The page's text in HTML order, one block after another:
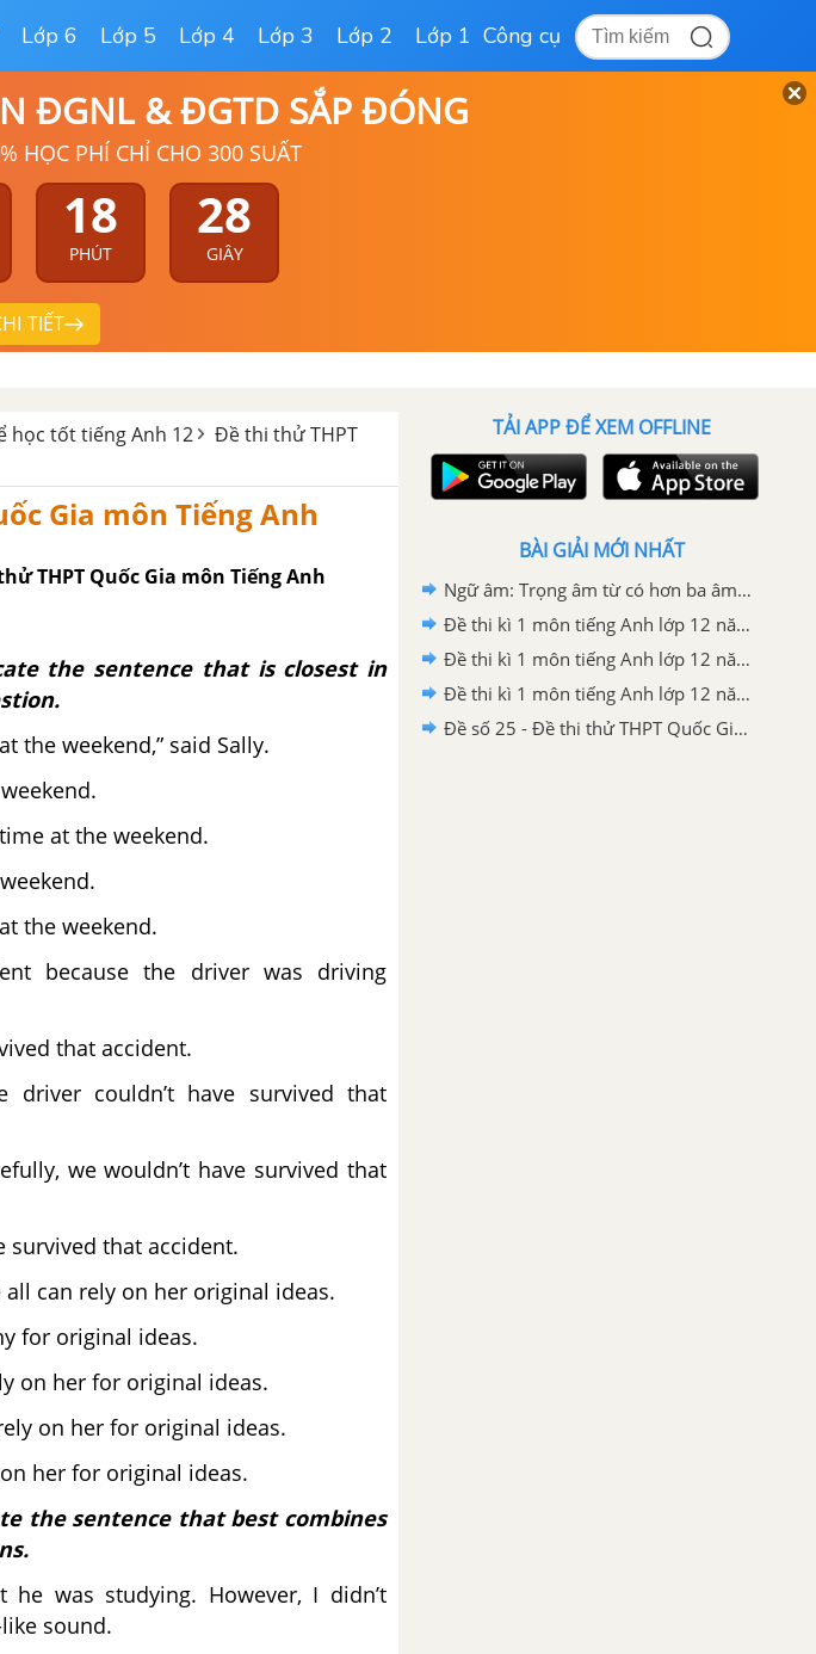
Lớp 6 Lớp 5 Lớp 4 Lớp 3 Lớp 2 Lớp 1 Công cụ
ĐGNL & ĐGTD SẮP ĐÓNG
HỌC PHÍ CHỈ CHO 300 SUẤT
18
PHÚT
27
GIÂY
TIẾT
học tốt tiếng Anh 12
Đề thi thử THPT
Gia môn Tiếng Anh
THPT Quốc Gia môn Tiếng Anh
the sentence that is closest in
the weekend,” said Sally.
at the weekend.
the weekend.
because the driver was driving
that accident.
driver couldn’t have survived that
we wouldn’t have survived that
survived that accident.
all can rely on her original ideas.
for original ideas.
on her for original ideas.
on her for original ideas.
her for original ideas.
the sentence that best combines
was studying. However, I didn’t
sound.
TẢI APP ĐỂ XEM OFFLINE
BÀI GIẢI MỚI NHẤT
Ngữ âm: Trọng âm từ có hơn ba âm tiết - Unit 5 - Tiếng Anh 12
Đề thi kì 1 môn tiếng Anh lớp 12 năm 2019 - 2020 sở GD-ĐT Nam Định
Đề thi kì 1 môn tiếng Anh lớp 12 năm 2019 - 2020 trường THPT Hàm Thuận Bắc
Đề thi kì 1 môn tiếng Anh lớp 12 năm 2019 - 2020 Sở GD-ĐT Gia Lai
Đề số 25 - Đề thi thử THPT Quốc Gia môn Tiếng Anh